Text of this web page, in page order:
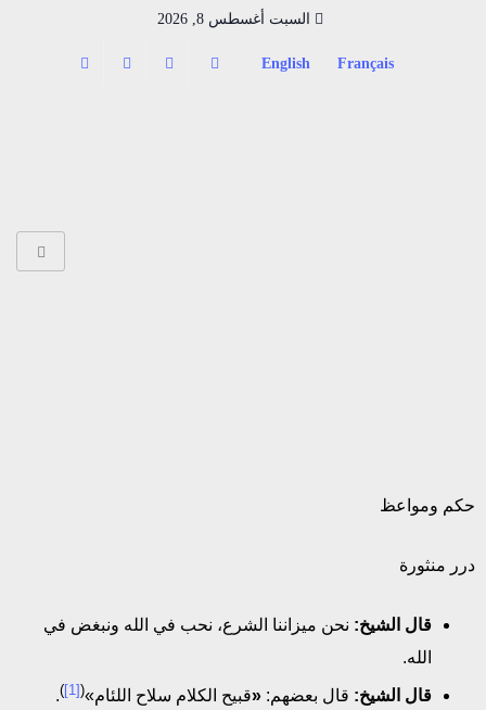
السبت أغسطس 8, 2026
Français
English
حكم ومواعظ
درر منثورة
قال الشيخ: نحن ميزاننا الشرع، نحب في الله ونبغض في
الله.
قال الشيخ: قال بعضهم: «قبيح الكلام سلاح اللئام»(
[1]
)
.